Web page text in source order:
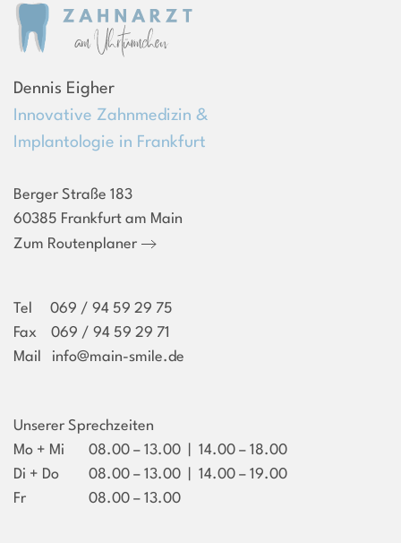
Dennis Eigher
Innovative Zahnmedizin &
Implantologie in Frankfurt
Berger Straße 183
60385 Frankfurt am Main
Zum Routenplaner
Tel 069 / 94 59 29 75
Fax 069 / 94 59 29 71
Mail info@main-smile.de
Unserer Sprechzeiten
Mo + Mi
08.00 – 13.00 | 14.00 – 18.00
Di + Do
08.00 – 13.00 | 14.00 – 19.00
Fr
08.00 – 13.00